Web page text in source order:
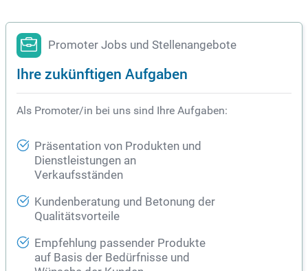
Promoter Jobs und Stellenangebote
Ihre zukünftigen Aufgaben
Als Promoter/in bei uns sind Ihre Aufgaben:
Präsentation von Produkten und
Dienstleistungen an
Verkaufsständen
Kundenberatung und Betonung der
Qualitätsvorteile
Empfehlung passender Produkte
auf Basis der Bedürfnisse und